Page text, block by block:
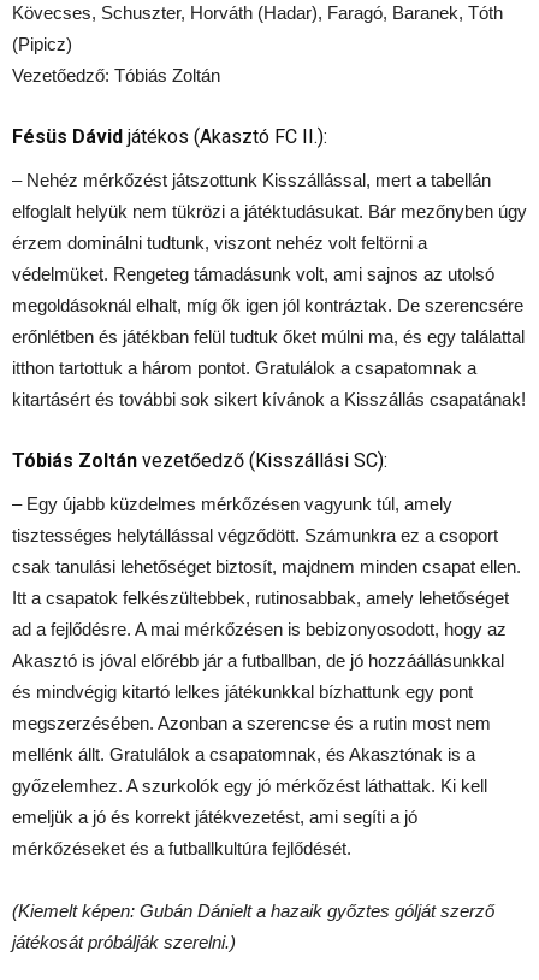
Kövecses, Schuszter, Horváth (Hadar), Faragó, Baranek, Tóth
(Pipicz)
Vezetőedző: Tóbiás Zoltán
Fésüs Dávid játékos (Akasztó FC II.):
– Nehéz mérkőzést játszottunk Kisszállással, mert a tabellán
elfoglalt helyük nem tükrözi a játéktudásukat. Bár mezőnyben úgy
érzem dominálni tudtunk, viszont nehéz volt feltörni a
védelmüket. Rengeteg támadásunk volt, ami sajnos az utolsó
megoldásoknál elhalt, míg ők igen jól kontráztak. De szerencsére
erőnlétben és játékban felül tudtuk őket múlni ma, és egy találattal
itthon tartottuk a három pontot. Gratulálok a csapatomnak a
kitartásért és további sok sikert kívánok a Kisszállás csapatának!
Tóbiás Zoltán vezetőedző (Kisszállási SC):
– Egy újabb küzdelmes mérkőzésen vagyunk túl, amely
tisztességes helytállással végződött. Számunkra ez a csoport
csak tanulási lehetőséget biztosít, majdnem minden csapat ellen.
Itt a csapatok felkészültebbek, rutinosabbak, amely lehetőséget
ad a fejlődésre. A mai mérkőzésen is bebizonyosodott, hogy az
Akasztó is jóval előrébb jár a futballban, de jó hozzáállásunkkal
és mindvégig kitartó lelkes játékunkkal bízhattunk egy pont
megszerzésében. Azonban a szerencse és a rutin most nem
mellénk állt. Gratulálok a csapatomnak, és Akasztónak is a
győzelemhez. A szurkolók egy jó mérkőzést láthattak. Ki kell
emeljük a jó és korrekt játékvezetést, ami segíti a jó
mérkőzéseket és a futballkultúra fejlődését.
(Kiemelt képen: Gubán Dánielt a hazaik győztes gólját szerző
játékosát próbálják szerelni.)